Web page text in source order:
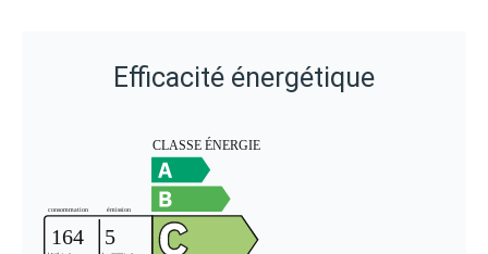
Efficacité énergétique